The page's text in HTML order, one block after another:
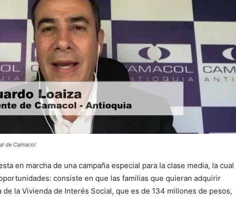
de Camacol
en marcha de una campaña especial para la clase media, la cual
consiste en que las familias que quieran adquirir
la Vivienda de Interés Social, que es de 134 millones de pesos,